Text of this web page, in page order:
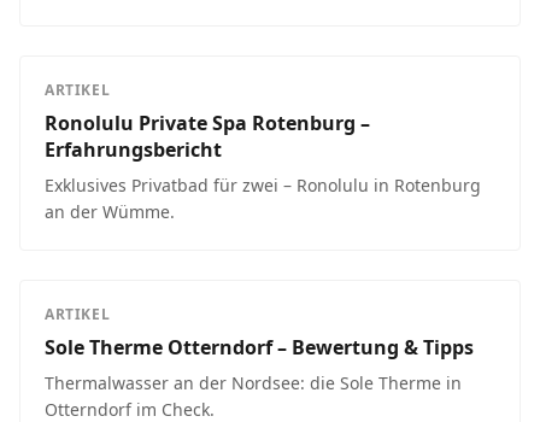
ARTIKEL
Ronolulu Private Spa Rotenburg –
Erfahrungsbericht
Exklusives Privatbad für zwei – Ronolulu in Rotenburg
an der Wümme.
ARTIKEL
Sole Therme Otterndorf – Bewertung & Tipps
Thermalwasser an der Nordsee: die Sole Therme in
Otterndorf im Check.